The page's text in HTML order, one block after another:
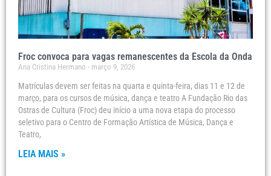
Froc convoca para vagas remanescentes da Escola da Onda
Ana Cristina Hermano março 9, 2026
Matrículas devem ser feitas na quarta e quinta-feira, dias 11 e 12 de
março, para os cursos de música, dança e teatro A Fundação Rio das
Ostras de Cultura (Froc) deu início a uma nova etapa do processo
seletivo para o Centro de Formação Artística de Música, Dança e
Teatro,
LEIA MAIS »